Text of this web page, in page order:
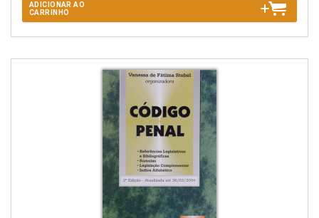
ADICIONAR AO
CARRINHO